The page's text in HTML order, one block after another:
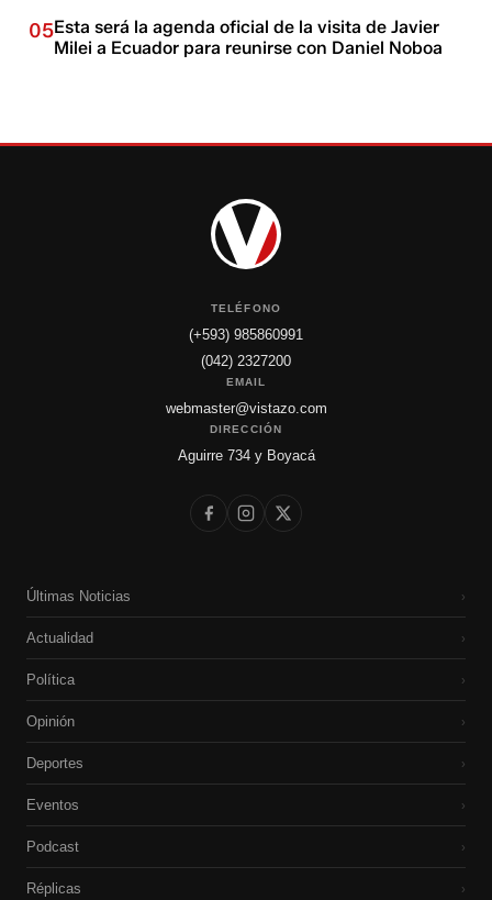
05Esta será la agenda oficial de la visita de Javier
Milei a Ecuador para reunirse con Daniel Noboa
TELÉFONO
(+593) 985860991
(042) 2327200
EMAIL
webmaster@vistazo.com
DIRECCIÓN
Aguirre 734 y Boyacá
Últimas Noticias ›
Actualidad ›
Política ›
Opinión ›
Deportes ›
Eventos ›
Podcast ›
Réplicas ›